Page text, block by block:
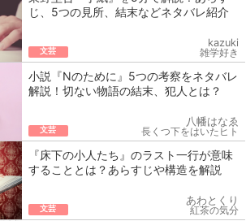
じ、5つの見所、結末などネタバレ紹介
文芸
kazuki
雑学好き
小説『Nのために』5つの考察をネタバレ
解説！切ない物語の結末、犯人とは？
文芸
八幡はなゑ
長くつ下をはいたヒト
『床下の小人たち』のラスト一行が意味
することとは？あらすじや構造を解説
文芸
あわとくり
紅茶の気分